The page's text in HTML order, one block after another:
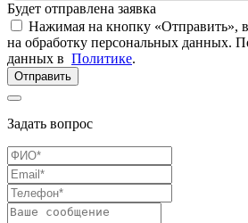
Будет отправлена заявка
Нажимая на кнопку «Отправить»,
на обработку персональных данных.
данных в Политике.
Отправить
Задать вопрос